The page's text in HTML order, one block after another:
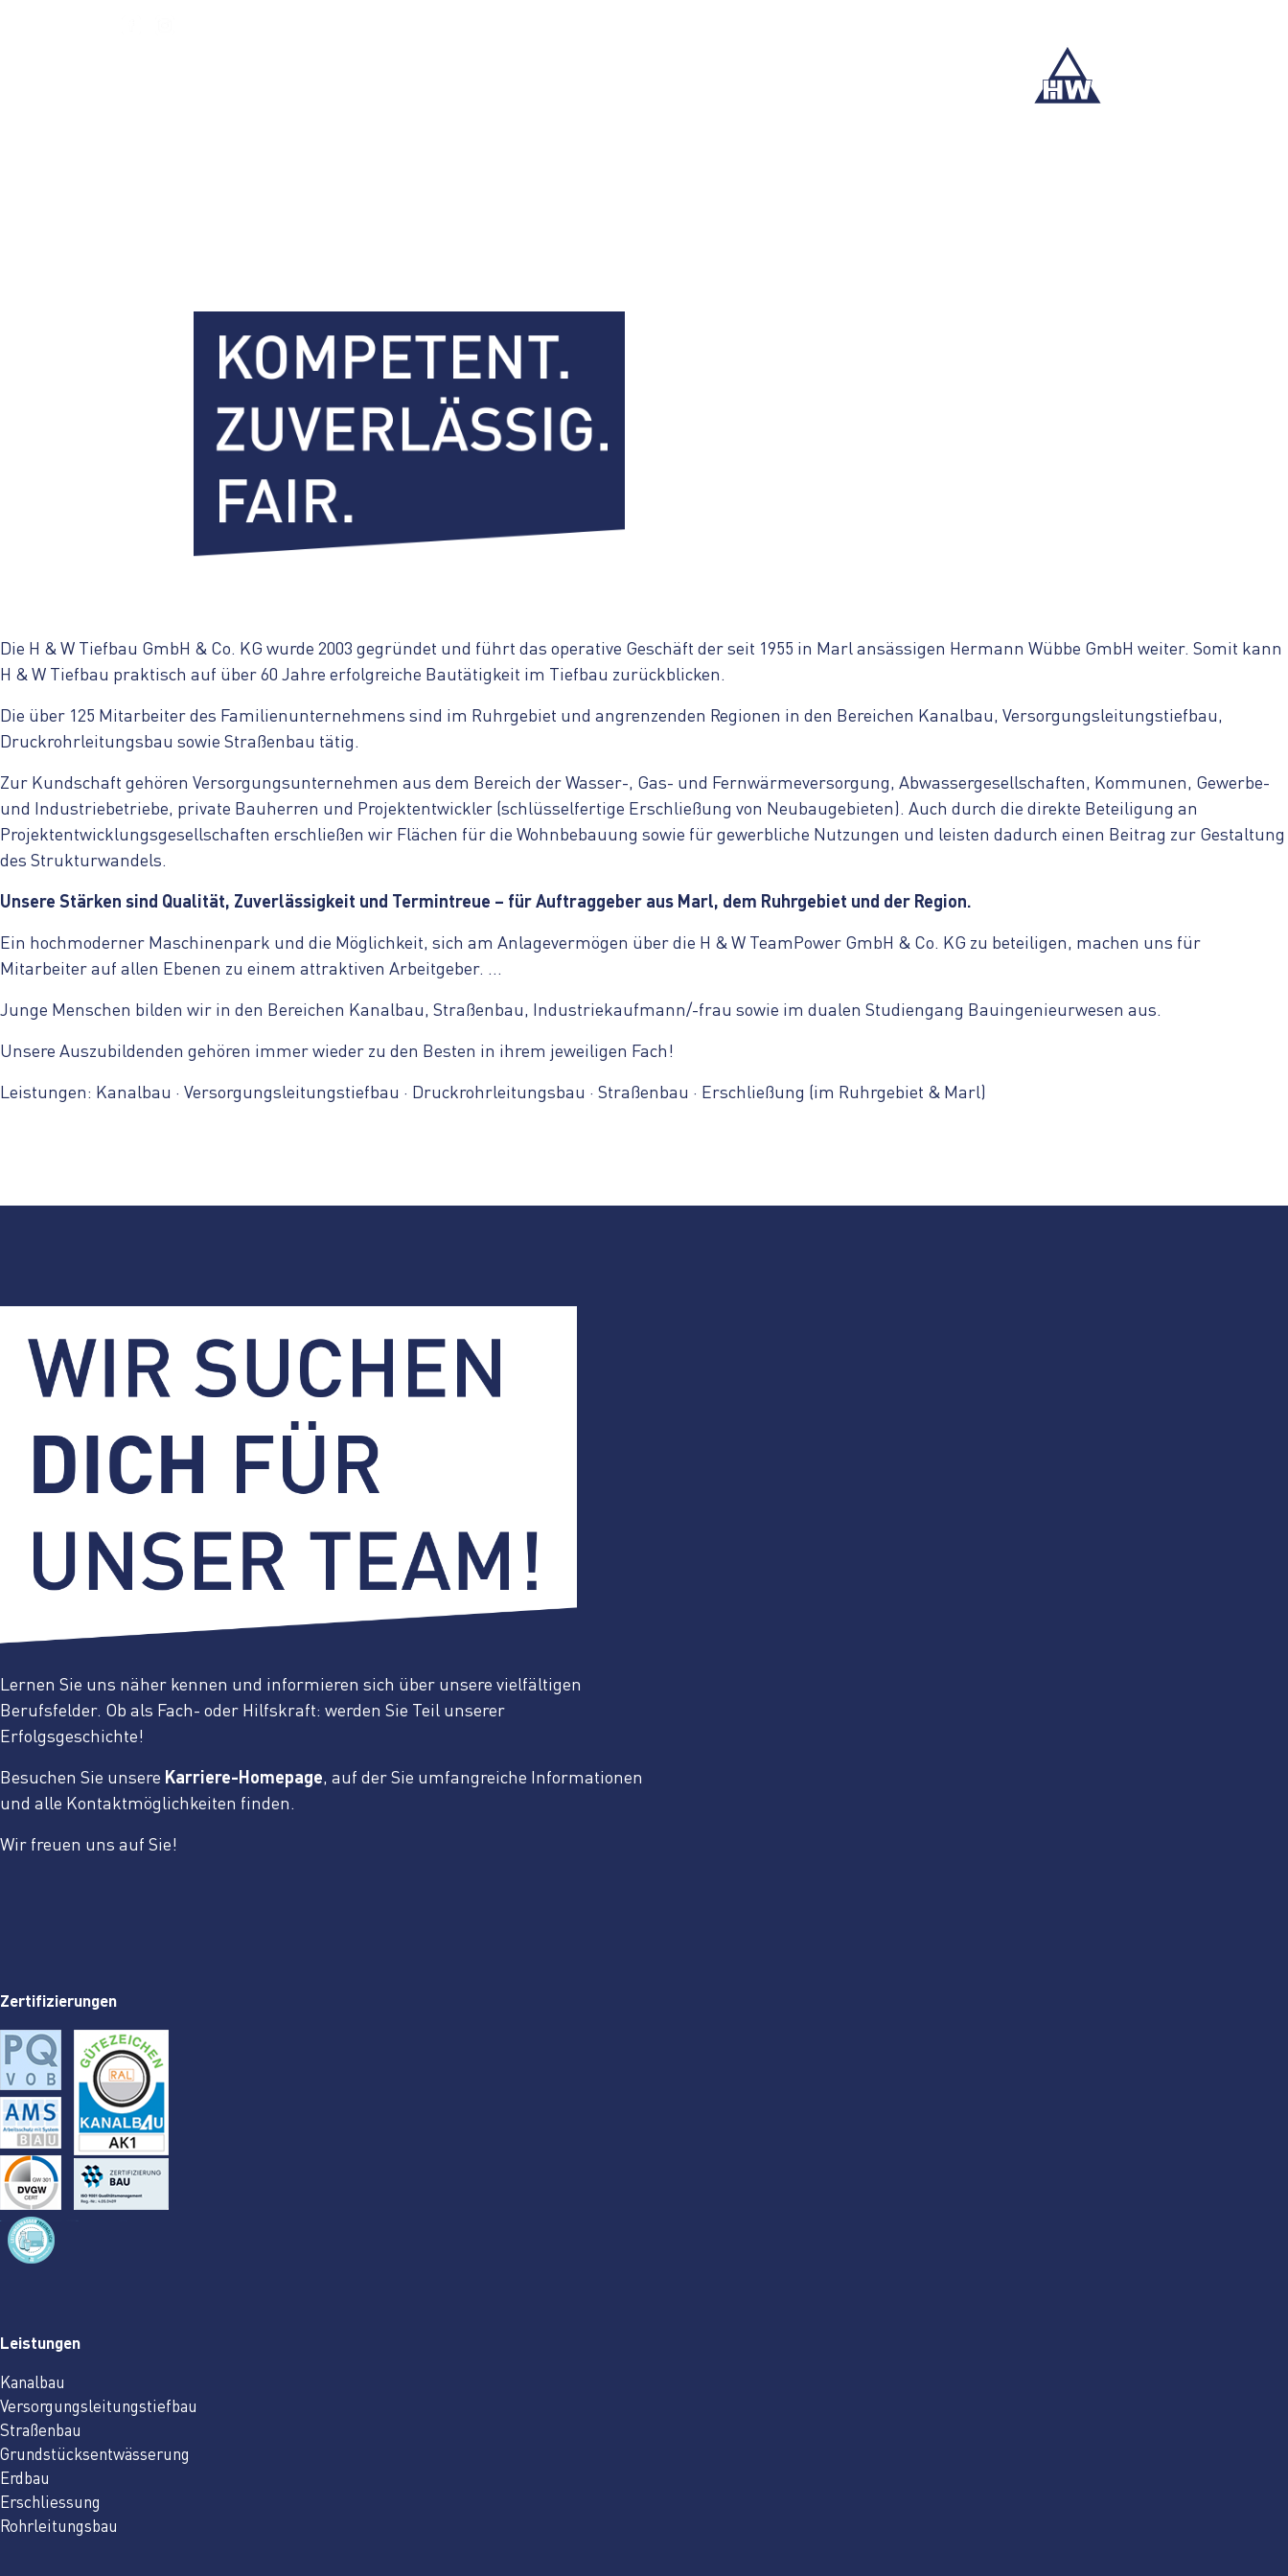
Die H & W Tiefbau GmbH & Co. KG wurde 2003 gegründet und führt das operative Geschäft der seit 1955 in Marl ansässigen Hermann Wübbe GmbH weiter. Somit kann
H & W Tiefbau praktisch auf über 60 Jahre erfolgreiche Bautätigkeit im Tiefbau zurückblicken.
Die über 125 Mitarbeiter des Familienunternehmens sind im Ruhrgebiet und angrenzenden Regionen in den Bereichen Kanalbau, Versorgungsleitungstiefbau,
Druckrohrleitungsbau sowie Straßenbau tätig.
Zur Kundschaft gehören Versorgungsunternehmen aus dem Bereich der Wasser-, Gas- und Fernwärmeversorgung, Abwassergesellschaften, Kommunen, Gewerbe-
und Industriebetriebe, private Bauherren und Projektentwickler (schlüsselfertige Erschließung von Neubaugebieten). Auch durch die direkte Beteiligung an
Projektentwicklungsgesellschaften erschließen wir Flächen für die Wohnbebauung sowie für gewerbliche Nutzungen und leisten dadurch einen Beitrag zur Gestaltung
des Strukturwandels.
Unsere Stärken sind Qualität, Zuverlässigkeit und Termintreue – für Auftraggeber aus Marl, dem Ruhrgebiet und der Region.
Ein hochmoderner Maschinenpark und die Möglichkeit, sich am Anlagevermögen über die H & W TeamPower GmbH & Co. KG zu beteiligen, machen uns für
Mitarbeiter auf allen Ebenen zu einem attraktiven Arbeitgeber. …
Junge Menschen bilden wir in den Bereichen Kanalbau, Straßenbau, Industriekaufmann/-frau sowie im dualen Studiengang Bauingenieurwesen aus.
Unsere Auszubildenden gehören immer wieder zu den Besten in ihrem jeweiligen Fach!
Leistungen: Kanalbau · Versorgungsleitungstiefbau · Druckrohrleitungsbau · Straßenbau · Erschließung (im Ruhrgebiet & Marl)
Lernen Sie uns näher kennen und informieren sich über unsere vielfältigen
Berufsfelder. Ob als Fach- oder Hilfskraft: werden Sie Teil unserer
Erfolgsgeschichte!
Besuchen Sie unsere Karriere-Homepage, auf der Sie umfangreiche Informationen
und alle Kontaktmöglichkeiten finden.
Wir freuen uns auf Sie!
Zertifizierungen
Leistungen
Kanalbau
Versorgungsleitungstiefbau
Straßenbau
Grundstücksentwässerung
Erdbau
Erschliessung
Rohrleitungsbau